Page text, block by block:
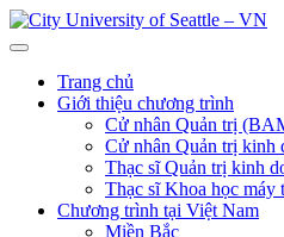
Trang chủ
Giới thiệu chương trình
Cử nhân Quản trị
Cử nhân Quản trị kinh
Thạc sĩ Quản trị kinh
Thạc sĩ Khoa học máy
Chương trình tại Việt Nam
Miền Bắc